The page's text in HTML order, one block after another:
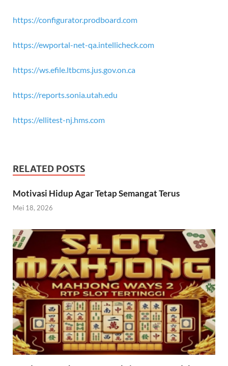
https://configurator.prodboard.com
https://ewportal-net-qa.intellicheck.com
https://ws.efile.ltbcms.jus.gov.on.ca
https://reports.sonia.utah.edu
https://ellitest-nj.hms.com
RELATED POSTS
Motivasi Hidup Agar Tetap Semangat Terus
Mei 18, 2026